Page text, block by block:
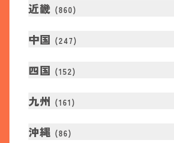
近畿 (860)
中国 (247)
四国 (152)
九州 (161 )
沖縄 (86)